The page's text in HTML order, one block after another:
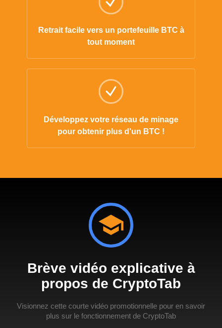
Retrait facile vers un portefeuille BTC à
tout moment
Développez votre réseau de minage
pour obtenir plus d'un BTC !
Brève vidéo explicative à
propos de CryptoTab
Visionnez cette courte vidéo promotionnelle pour en savoir
plus sur le fonctionnement de CryptoTab